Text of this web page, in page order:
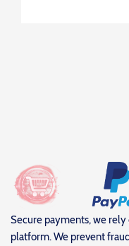
Secure payments, we
platform. We prevent